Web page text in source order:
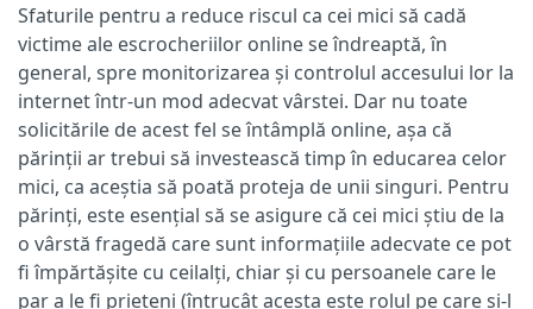
Sfaturile pentru a reduce riscul ca cei mici să cadă
victime ale escrocheriilor online se îndreaptă, în
general, spre monitorizarea și controlul accesului lor la
internet într-un mod adecvat vârstei. Dar nu toate
solicitările de acest fel se întâmplă online, așa că
părinții ar trebui să investească timp în educarea celor
mici, ca aceștia să poată proteja de unii singuri. Pentru
părinți, este esențial să se asigure că cei mici știu de la
o vârstă fragedă care sunt informațiile adecvate ce pot
fi împărtășite cu ceilalți, chiar și cu persoanele care le
par a le fi prieteni (întrucât acesta este rolul pe care și-l